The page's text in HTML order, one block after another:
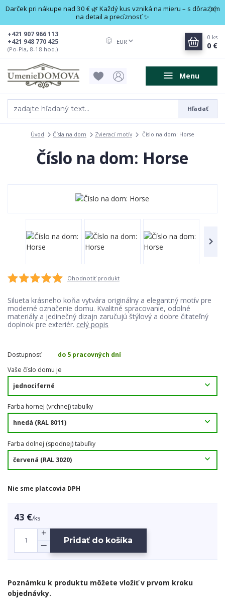
Darček pri nákupe nad 30 € 🌿 Každý kus vzniká na mieru – s dôrazom
na detail a precíznosť ✨
Menu
EUR
Hľadať
+421 948 770 425
+421 907 966 113
(Po-Pia, 8-18 hod.)
0 ks
0 €
Úvod Čísla na dom Zvierací motív Číslo na dom: Horse
Číslo na dom: Horse
Ohodnotiť produkt
Silueta krásneho koňa vytvára originálny a elegantný motív pre
moderné označenie domu. Kvalitné spracovanie, odolné
materiály a jedinečný dizajn zaručujú štýlový a dobre čitateľný
doplnok pre exteriér. celý popis
Dostupnosť
do 5 pracovných dní
Vaše číslo domu je
Farba hornej (vrchnej) tabuľky
Farba dolnej (spodnej) tabuľky
Nie sme platcovia DPH
43 €/ks
Pridať do košíka